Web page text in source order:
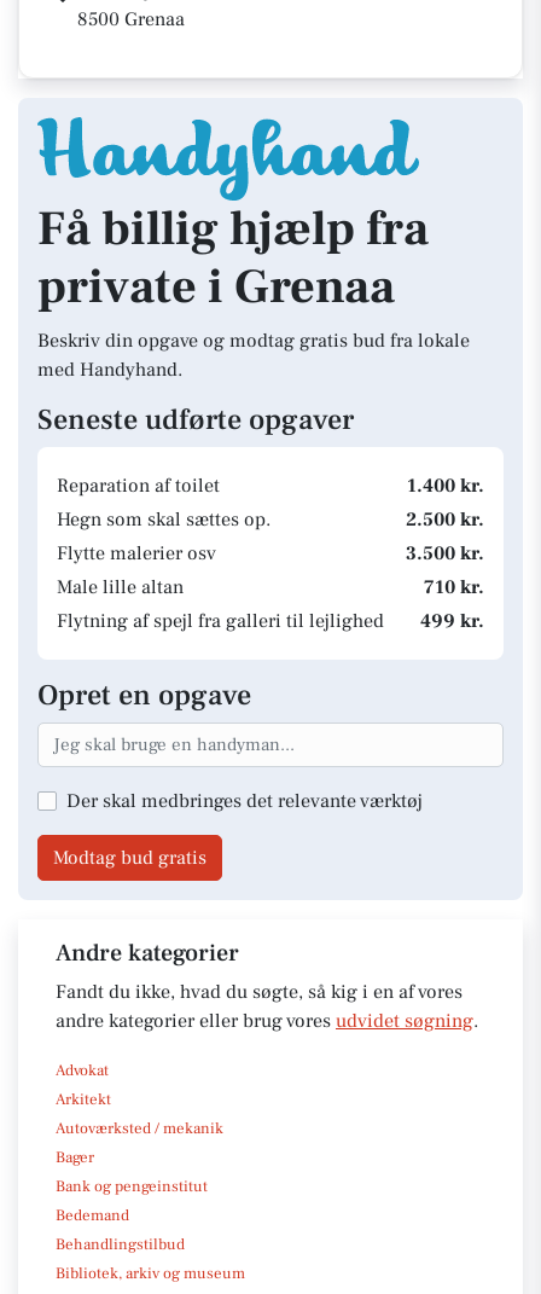
8500 Grenaa
Få billig hjælp fra
private i Grenaa
Beskriv din opgave og modtag gratis bud fra lokale
med Handyhand.
Seneste udførte opgaver
Reparation af toilet
1.400 kr.
Hegn som skal sættes op.
2.500 kr.
Flytte malerier osv
3.500 kr.
Male lille altan
710 kr.
Flytning af spejl fra galleri til lejlighed
499 kr.
Opret en opgave
Der skal medbringes det relevante værktøj
Modtag bud gratis
Andre kategorier
Fandt du ikke, hvad du søgte, så kig i en af vores
andre kategorier eller brug vores udvidet søgning.
Advokat
Arkitekt
Autoværksted / mekanik
Bager
Bank og pengeinstitut
Bedemand
Behandlingstilbud
Bibliotek, arkiv og museum